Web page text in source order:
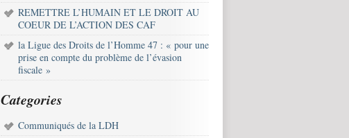
REMETTRE L’HUMAIN ET LE DROIT AU
COEUR DE L’ACTION DES CAF
la Ligue des Droits de l’Homme 47 : « pour une
prise en compte du problème de l’évasion
fiscale »
Categories
Communiqués de la LDH